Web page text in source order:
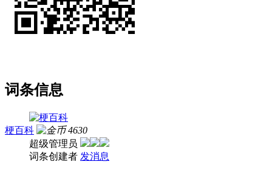
词条信息
梗百科
4630
超级管理员
词条创建者 发消息